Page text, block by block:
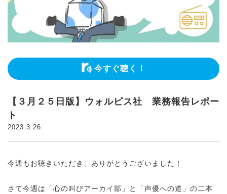
今すぐ聴く！
【３月２５日版】ウォルピス社 業務報告レポー
ト
2023.3.26
今週もお聴きいただき、ありがとうございました！
さて今週は「心の叫びアーカイ部」と「声優への道」の二本